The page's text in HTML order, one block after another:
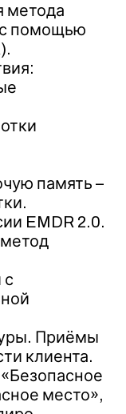
метода
с помощью
память –
EMDR 2.0.
с
Приёмы
клиента.
место»,